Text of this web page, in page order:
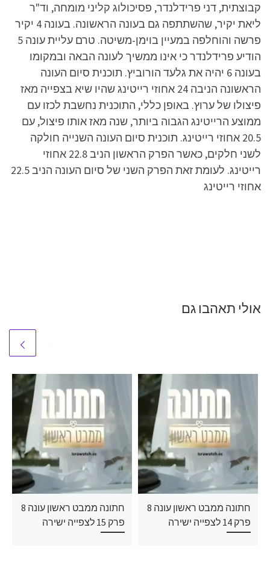
קבוצתית, דני פרידלנדר, פסיכולוג קליני מומחה, וד"ר
ליאת יקיר, שהשתתפה גם בעונה הראשונה. בעונה 4 יקיר
פרשה והוחלפה במעיין בוימן-משיטה. טרם עליית עונה 5
הודיע פרידלנדר כי אינו ממשיך לעונה הבאה ובמקומו
בעונה 6 יהיה את גלעד הורוביץ. תוכנית סיום העונה
הראשונה הניבה 24 אחוזי רייטינג שהיו שיא בצפייה מאז
פיצולו של ערוץ. באופן כללי, התוכנית נחשבת לכזו עם
ממוצע הרייטינג הגבוה ביותר, שנה מאז אותו פיצול, עם
20.5 אחוזי רייטינג. תוכנית סיום העונה השנייה חולקה
לשני חלקים, כאשר הפרק הראשון הניב 22.8 אחוזי
רייטינג. לעומת זאת הפרק השני של סיום העונה הניב 22.5
אחוזי רייטינג
אולי תאהבו גם
חתונה ממבט ראשון עונה 8
פרק 15 לצפייה ישירה
חתונה ממבט ראשון עונה 8
פרק 14 לצפייה ישירה